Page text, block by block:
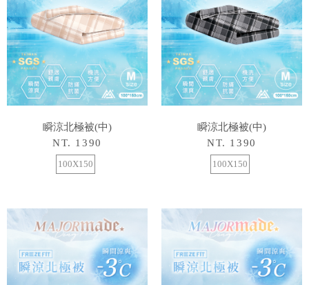
瞬涼北極被(中)
NT. 1390
100X150
瞬涼北極被(中)
NT. 1390
100X150